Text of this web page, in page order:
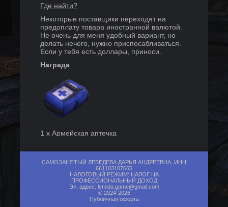
Где найти?
Некоторые поставщики переходят на
предоплату товара иностранной валютой.
Не очень для меня удобный вариант, но
делать нечего, нужно приспосабливаться.
Если у тебя есть доллары, приноси.
Награда
1 x Армейская аптечка
Где нужен?
САМОЗАНЯТЫЙ ЛЕБЕДЕВА ДАРЬЯ АНДРЕЕВНА, ИНН
661103107665
НАЛОГОВЫЙ РЕЖИМ: НАЛОГ НА
ПРОФЕССИОНАЛЬНЫЙ ДОХОД
Эл. адрес: lemida.game@gmail.com
© 2024-2026
Публичная оферта